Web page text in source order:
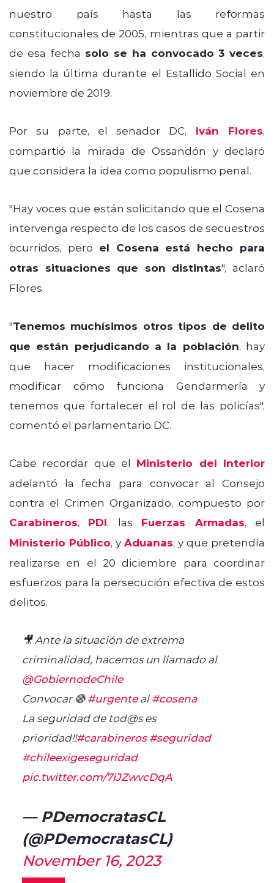
nuestro país hasta las reformas
constitucionales de 2005, mientras que a partir
de esa fecha solo se ha convocado 3 veces,
siendo la última durante el Estallido Social en
noviembre de 2019.
Por su parte, el senador DC, Iván Flores,
compartió la mirada de Ossandón y declaró
que considera la idea como populismo penal.
"Hay voces que están solicitando que el Cosena
intervenga respecto de los casos de secuestros
ocurridos, pero el Cosena está hecho para
otras situaciones que son distintas", aclaró
Flores.
"Tenemos muchísimos otros tipos de delito
que están perjudicando a la población, hay
que hacer modificaciones institucionales,
modificar cómo funciona Gendarmería y
tenemos que fortalecer el rol de las policías",
comentó el parlamentario DC.
Cabe recordar que el Ministerio del Interior
adelantó la fecha para convocar al Consejo
contra el Crimen Organizado, compuesto por
Carabineros, PDI, las Fuerzas Armadas, el
Ministerio Público, y Aduanas; y que pretendía
realizarse en el 20 diciembre para coordinar
esfuerzos para la persecución efectiva de estos
delitos.
🎥 Ante la situación de extrema
criminalidad, hacemos un llamado al
@GobiernodeChile
Convocar 🔴#urgenteal#cosena
La seguridad de tod@s es
prioridad!!#carabineros #seguridad
#chileexigeseguridad
pic.twitter.com/7iJZwvcDqA
— PDemocratasCL
(@PDemocratasCL)
November 16, 2023